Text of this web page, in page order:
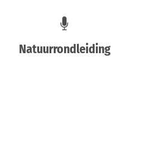
Natuurrondleiding